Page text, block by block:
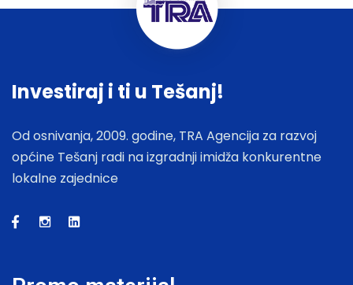
Investiraj i ti u Tešanj!
Od osnivanja, 2009. godine, TRA Agencija za razvoj
općine Tešanj radi na izgradnji imidža konkurentne
lokalne zajednice